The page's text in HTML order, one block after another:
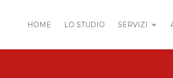
HOME LO STUDIO SERVIZI